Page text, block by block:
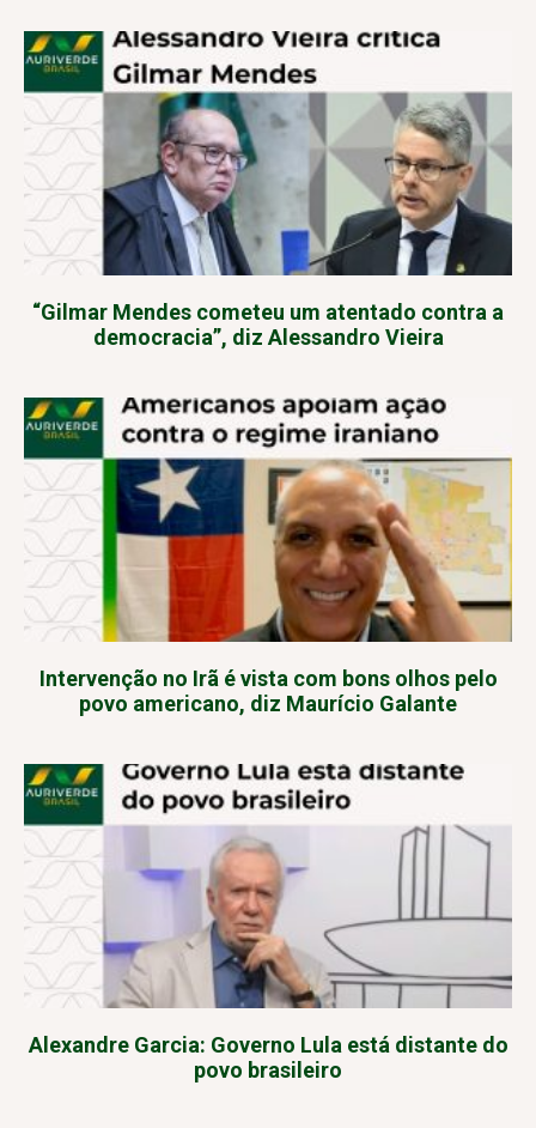
“Gilmar Mendes cometeu um atentado contra a
democracia”, diz Alessandro Vieira
Intervenção no Irã é vista com bons olhos pelo
povo americano, diz Maurício Galante
Alexandre Garcia: Governo Lula está distante do
povo brasileiro